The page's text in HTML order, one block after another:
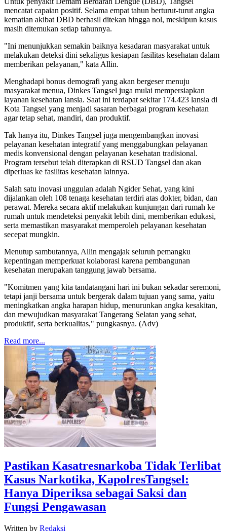
mencatat capaian positif. Selama empat tahun berturut-turut angka
kematian akibat DBD berhasil ditekan hingga nol, meskipun kasus
masih ditemukan setiap tahunnya.
"Ini menunjukkan semakin baiknya kesadaran masyarakat untuk
melakukan deteksi dini sekaligus kesiapan fasilitas kesehatan dalam
memberikan pelayanan," kata Allin.
Menghadapi bonus demografi yang akan bergeser menuju
masyarakat menua, Dinkes Tangsel juga mulai mempersiapkan
layanan kesehatan lansia. Saat ini terdapat sekitar 174.423 lansia di
Kota Tangsel yang menjadi sasaran berbagai program kesehatan
agar tetap sehat, mandiri, dan produktif.
Tak hanya itu, Dinkes Tangsel juga mengembangkan inovasi
pelayanan kesehatan integratif yang menggabungkan pelayanan
medis konvensional dengan pelayanan kesehatan tradisional.
Program tersebut telah diterapkan di RSUD Tangsel dan akan
diperluas ke fasilitas kesehatan lainnya.
Salah satu inovasi unggulan adalah Ngider Sehat, yang kini
dijalankan oleh 108 tenaga kesehatan terdiri atas dokter, bidan, dan
perawat. Mereka secara aktif melakukan kunjungan dari rumah ke
rumah untuk mendeteksi penyakit lebih dini, memberikan edukasi,
serta memastikan masyarakat memperoleh pelayanan kesehatan
secepat mungkin.
Menutup sambutannya, Allin mengajak seluruh pemangku
kepentingan memperkuat kolaborasi karena pembangunan
kesehatan merupakan tanggung jawab bersama.
"Komitmen yang kita tandatangani hari ini bukan sekadar seremoni,
tetapi janji bersama untuk bergerak dalam tujuan yang sama, yaitu
meningkatkan angka harapan hidup, menurunkan angka kesakitan,
dan mewujudkan masyarakat Tangerang Selatan yang sehat,
produktif, serta berkualitas," pungkasnya. (Adv)
Read more...
Pastikan Kasatresnarkoba Tidak Terlibat
Kasus Narkotika, KapolresTangsel:
Hanya Diperiksa sebagai Saksi dan
Fungsi Pengawasan
Written by Redaksi